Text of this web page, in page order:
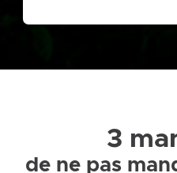
3
de ne pas